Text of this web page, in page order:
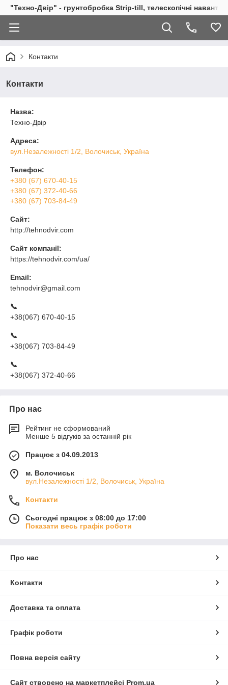
"Техно-Двір" - грунтобробка Strip-till, телескопічні
Контакти
Контакти
Назва:
Техно-Двір
Адреса:
вул.Незалежності 1/2, Волочиськ, Україна
Телефон:
+380 (67) 670-40-15
+380 (67) 372-40-66
+380 (67) 703-84-49
Сайт:
http://tehnodvir.com
Сайт компанії:
https://tehnodvir.com/ua/
Email:
tehnodvir@gmail.com
📞
+38(067) 670-40-15
📞
+38(067) 703-84-49
📞
+38(067) 372-40-66
Про нас
Рейтинг не сформований
Менше 5 відгуків за останній рік
Працює з 04.09.2013
м. Волочиськ
вул.Незалежності 1/2, Волочиськ, Україна
Контакти
Сьогодні працює з 08:00 до 17:00
Показати весь графік роботи
Про нас
Контакти
Доставка та оплата
Графік роботи
Повна версія сайту
Сайт створено на маркетплейсі Prom.ua